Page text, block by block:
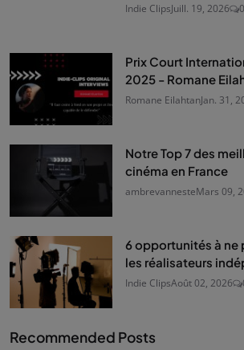
Indie ClipsJuill. 19, 2026 0
Prix Court
2025 - Romane
Romane EilahtanJan. 31,
Notre Top 7 des
cinéma en France
ambrevannesteMars 09,
6 opportunités à ne
les réalisateurs
Indie ClipsAoût 02, 2026
Recommended Posts